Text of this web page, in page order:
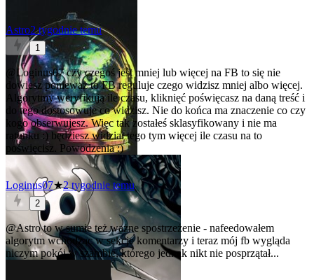
Astro2 tygodnie temu
1
@Loginus07czy czegoś jest mniej lub więcej na FB to się nie
dowiesz ponieważ to FB reguluje czego widzisz mniej albo więcej.
Algorytmy weryfikują ile czasu, kliknięć poświęcasz na daną treść i
do tego dostosowuje co widzisz. Nie do końca ma znaczenie co czy
kogo obserwujesz. Więc tak zostałeś sklasyfikowany i nie ma
ratunku :) będziesz widział tego tym więcej ile czasu na to
poświęcisz. Powodzenia :)
Loginus07★2 tygodnie temu
2
@Astroto w sumie też ważne spostrzeżenie - nafeedowałem
algorytm wchodząc w sekcje komentarzy i teraz mój fb wygląda
niczym pokój w szambie, którego jednak nikt nie posprzątał...